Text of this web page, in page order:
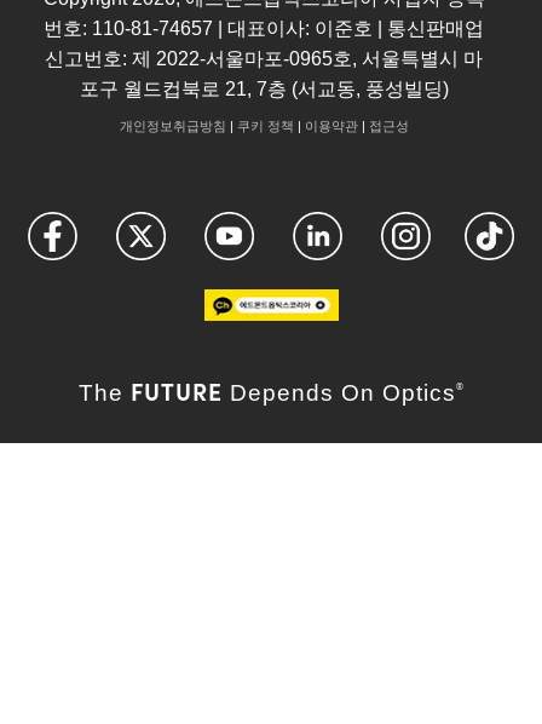
번호: 110-81-74657 | 대표이사: 이준호 | 통신판매업
신고번호: 제 2022-서울마포-0965호, 서울특별시 마
포구 월드컵북로 21, 7층 (서교동, 풍성빌딩)
개인정보취급방침 쿠키 정책 이용약관| 접근성
The FUTURE Depends On Optics ®